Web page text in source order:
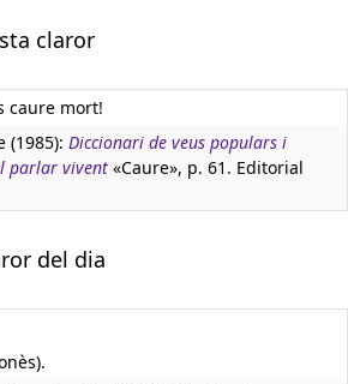
claror
caure mort!
(1985): Diccionari de veus populars i
parlar vivent «Caure», p. 61. Editorial
del dia